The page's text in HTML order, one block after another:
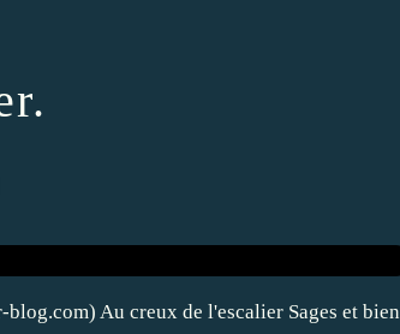
Au creux de l'escalier Sages et bien